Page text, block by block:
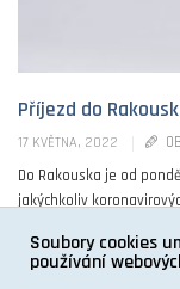
Příjezd do
17 KVĚTNA, 2022
Do Rakouska je od
jakýchkoliv
Soubory cookies
používání